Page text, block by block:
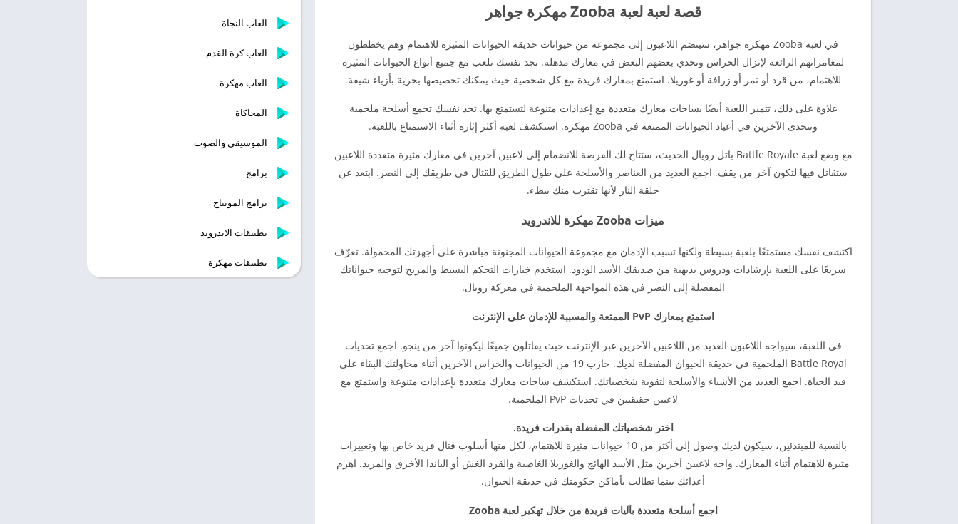
قصة لعبة لعبة Zooba مهكرة جواهر
في لعبة Zooba مهكرة جواهر، سينضم اللاعبون إلى مجموعة من حيوانات حديقة الحيوانات المثيرة للاهتمام وهم يخططون
لمغامراتهم الرائعة لإنزال الحراس وتحدي بعضهم البعض في معارك مذهلة. تجد نفسك تلعب مع جميع أنواع الحيوانات المثيرة
للاهتمام، من قرد أو نمر أو زرافة أو غوريلا. استمتع بمعارك فريدة مع كل شخصية حيث يمكنك تخصيصها بحرية بأزياء شيقة.
علاوة على ذلك، تتميز اللعبة أيضًا بساحات معارك متعددة مع إعدادات متنوعة لتستمتع بها. تجد نفسك تجمع أسلحة ملحمية
وتتحدى الآخرين في أعياد الحيوانات الممتعة في Zooba مهكرة. استكشف لعبة أكثر إثارة أثناء الاستمتاع باللعبة.
مع وضع لعبة Battle Royale باتل رويال الحديث، ستتاح لك الفرصة للانضمام إلى لاعبين آخرين في معارك مثيرة متعددة اللاعبين
ستقاتل فيها لتكون آخر من يقف. اجمع العديد من العناصر والأسلحة على طول الطريق للقتال في طريقك إلى النصر. ابتعد عن
حلقة النار لأنها تقترب منك ببطء.
ميزات Zooba مهكرة للاندرويد
اكتشف نفسك مستمتعًا بلعبة بسيطة ولكنها تسبب الإدمان مع مجموعة الحيوانات المجنونة مباشرة على أجهزتك المحمولة. تعرّف
سريعًا على اللعبة بإرشادات ودروس بديهية من صديقك الأسد الودود. استخدم خيارات التحكم البسيط والمريح لتوجيه حيواناتك
المفضلة إلى النصر في هذه المواجهة الملحمية في معركة رويال.
استمتع بمعارك PvP الممتعة والمسببة للإدمان على الإنترنت
في اللعبة، سيواجه اللاعبون العديد من اللاعبين الآخرين عبر الإنترنت حيث يقاتلون جميعًا ليكونوا آخر من ينجو. اجمع تحديات
Battle Royal الملحمية في حديقة الحيوان المفضلة لديك. حارب 19 من الحيوانات والحراس الآخرين أثناء محاولتك البقاء على
قيد الحياة. اجمع العديد من الأشياء والأسلحة لتقوية شخصياتك. استكشف ساحات معارك متعددة بإعدادات متنوعة واستمتع مع
لاعبين حقيقيين في تحديات PvP الملحمية.
اختر شخصياتك المفضلة بقدرات فريدة.
بالنسبة للمبتدئين، سيكون لديك وصول إلى أكثر من 10 حيوانات مثيرة للاهتمام، لكل منها أسلوب قتال فريد خاص بها وتعبيرات
مثيرة للاهتمام أثناء المعارك. واجه لاعبين آخرين مثل الأسد الهائج والغوريلا الغاضبة والقرد الغش أو الباندا الأخرق والمزيد. اهزم
أعدائك بينما تطالب بأماكن حكومتك في حديقة الحيوان.
اجمع أسلحة متعددة بآليات فريدة من خلال تهكير لعبة Zooba
العاب النجاة
العاب كرة القدم
العاب مهكرة
المحاكاة
الموسيقى والصوت
برامج
برامج المونتاج
تطبيقات الاندرويد
تطبيقات مهكرة